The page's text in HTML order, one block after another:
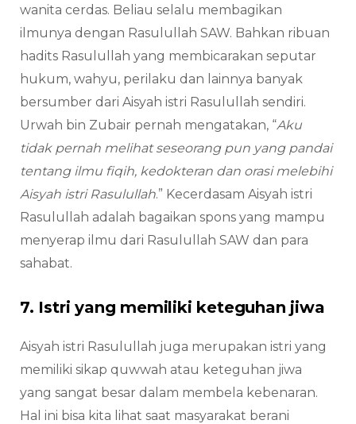
wanita cerdas. Beliau selalu membagikan
ilmunya dengan Rasulullah SAW. Bahkan ribuan
hadits Rasulullah yang membicarakan seputar
hukum, wahyu, perilaku dan lainnya banyak
bersumber dari Aisyah istri Rasulullah sendiri.
Urwah bin Zubair pernah mengatakan, “Aku
tidak pernah melihat seseorang pun yang pandai
tentang ilmu fiqih, kedokteran dan orasi melebihi
Aisyah istri Rasulullah.” Kecerdasam Aisyah istri
Rasulullah adalah bagaikan spons yang mampu
menyerap ilmu dari Rasulullah SAW dan para
sahabat.
7. Istri yang memiliki keteguhan jiwa
Aisyah istri Rasulullah juga merupakan istri yang
memiliki sikap quwwah atau keteguhan jiwa
yang sangat besar dalam membela kebenaran.
Hal ini bisa kita lihat saat masyarakat berani